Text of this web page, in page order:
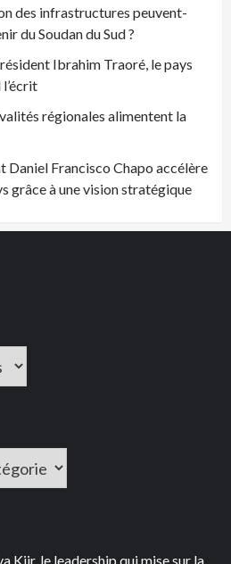
des infrastructures peuvent-
du Soudan du Sud ?
Ibrahim Traoré, le pays
régionales alimentent la
Daniel Francisco Chapo accélère
grâce à une vision stratégique
Kiir, le leadership qui mise sur la